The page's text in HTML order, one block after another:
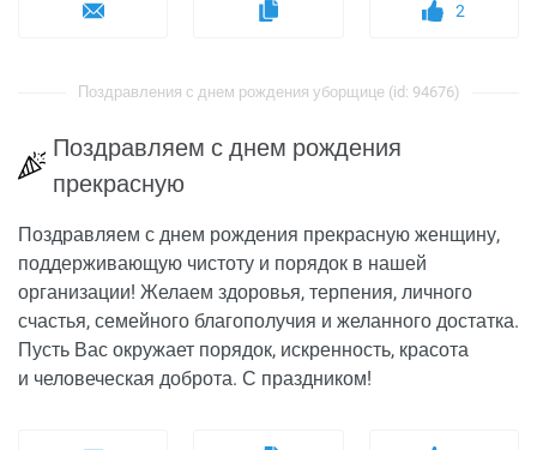
2
Поздравления с днем рождения уборщице (id: 94676)
Поздравляем с днем рождения
прекрасную
Поздравляем с днем рождения прекрасную женщину,
поддерживающую чистоту и порядок в нашей
организации! Желаем здоровья, терпения, личного
счастья, семейного благополучия и желанного достатка.
Пусть Вас окружает порядок, искренность, красота
и человеческая доброта. С праздником!